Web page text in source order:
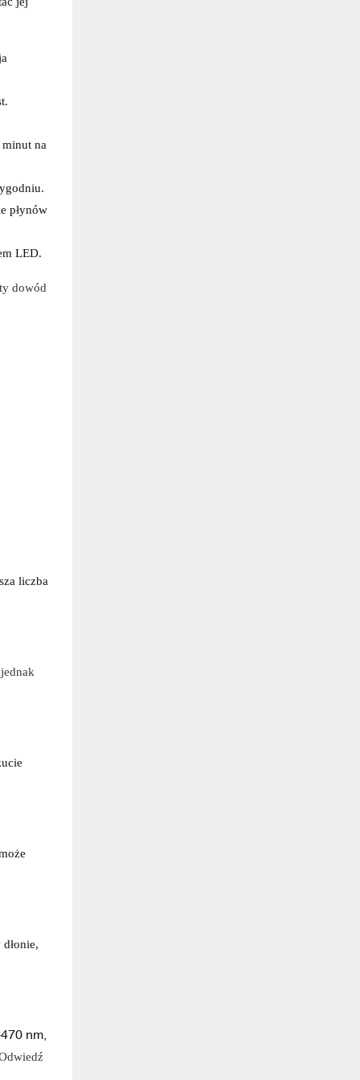
na
płynów
LED.
dowód
liczba
nm,